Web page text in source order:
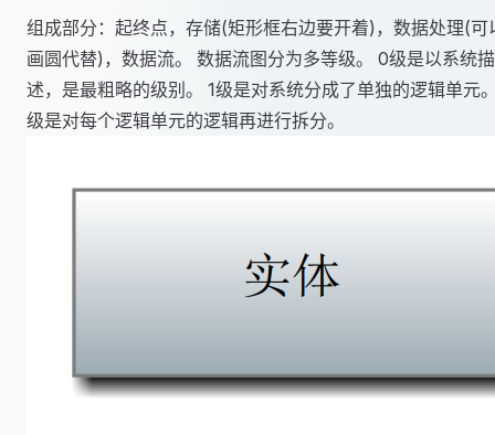
组成部分：起终点，存储(矩形框右边要开着)，数据处理(可
画圆代替)，数据流。 数据流图分为多等级。 0级是以系统描
述，是最粗略的级别。 1级是对系统分成了单独的逻辑单元
级是对每个逻辑单元的逻辑再进行拆分。